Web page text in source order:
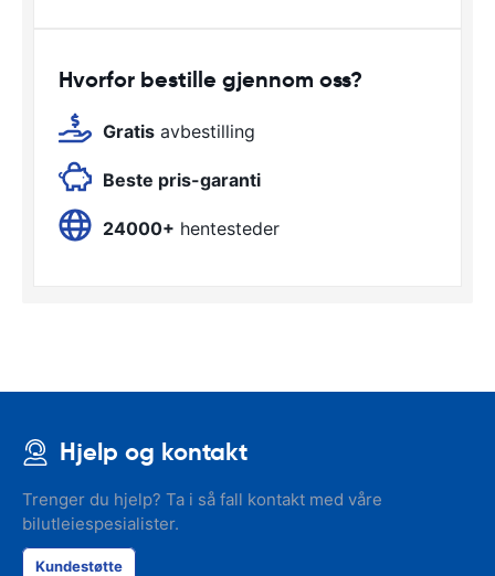
Hvorfor bestille gjennom oss?
Gratis avbestilling
Beste pris-garanti
24000+ hentesteder
Hjelp og kontakt
Trenger du hjelp? Ta i så fall kontakt med våre
bilutleiespesialister.
Kundestøtte